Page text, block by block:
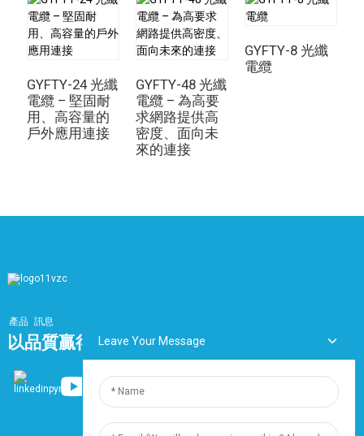
GYFTY-24 光纖
電纜 – 堅固耐
用、高容量的
戶外應用連接
GYFTY-48 光纖
電纜 – 為高要
求網路提供高
密度、面向未
來的連接
GYFTY-8 光纖
電纜
產品 訊息
以品質贏得市場，以服務打造品牌
Leave Your Message